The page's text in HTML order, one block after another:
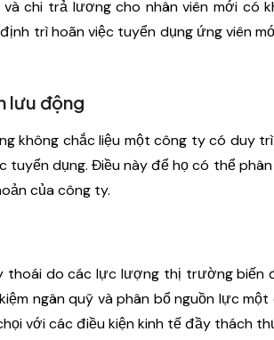
chi trả lương cho nhân viên mới có
trì hoãn việc tuyển dụng ứng viên
lưu động
không chắc liệu một công ty có duy
tuyển dụng. Điều này để họ có thể
của công ty.
thoái do các lực lượng thị trường biến
ngân quỹ và phân bổ nguồn lực
với các điều kiện kinh tế đầy thách